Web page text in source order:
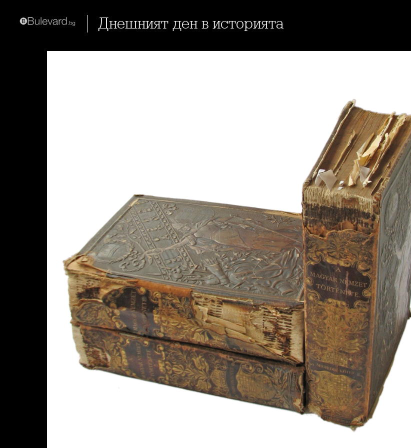
Днешният ден в историята